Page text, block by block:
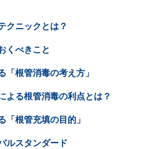
クニックとは？
くべきこと
「根管消毒の考え方」
よる根管消毒の利点とは？
「根管充填の目的」
ルスタンダード